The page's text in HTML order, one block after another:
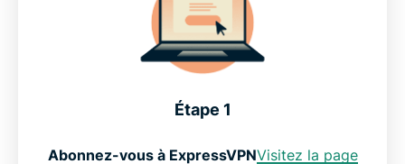
Étape 1
Abonnez-vous à ExpressVPNVisitez la page